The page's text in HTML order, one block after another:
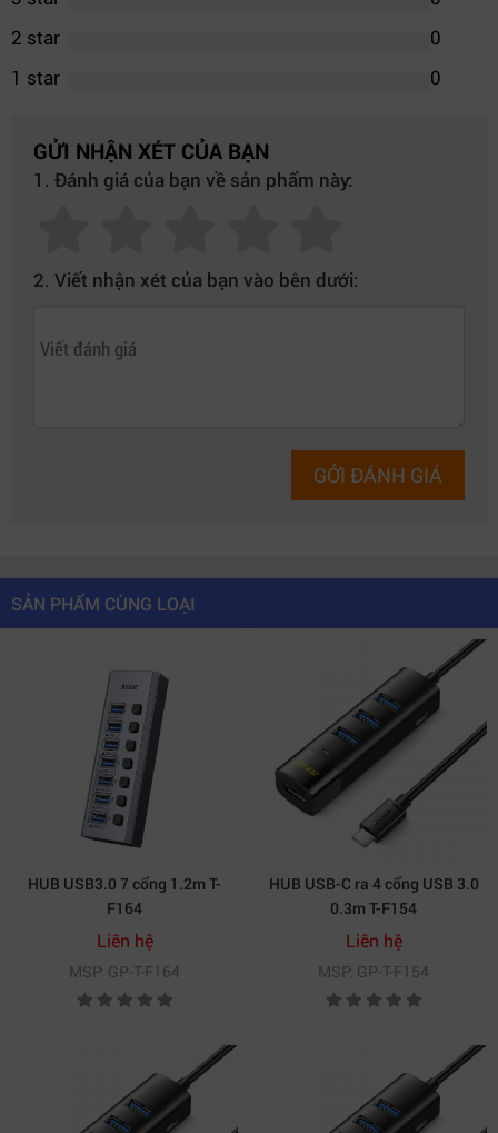
2 star
0
1 star
0
GỬI NHẬN XÉT CỦA BẠN
1. Đánh giá của bạn về sản phẩm này:
2. Viết nhận xét của bạn vào bên dưới:
GỞI ĐÁNH GIÁ
SẢN PHẨM CÙNG LOẠI
HUB USB3.0 7 cổng 1.2m T-
F164
Liên hệ
MSP: GP-T-F164
HUB USB-C ra 4 cổng USB 3.0
0.3m T-F154
Liên hệ
MSP: GP-T-F154